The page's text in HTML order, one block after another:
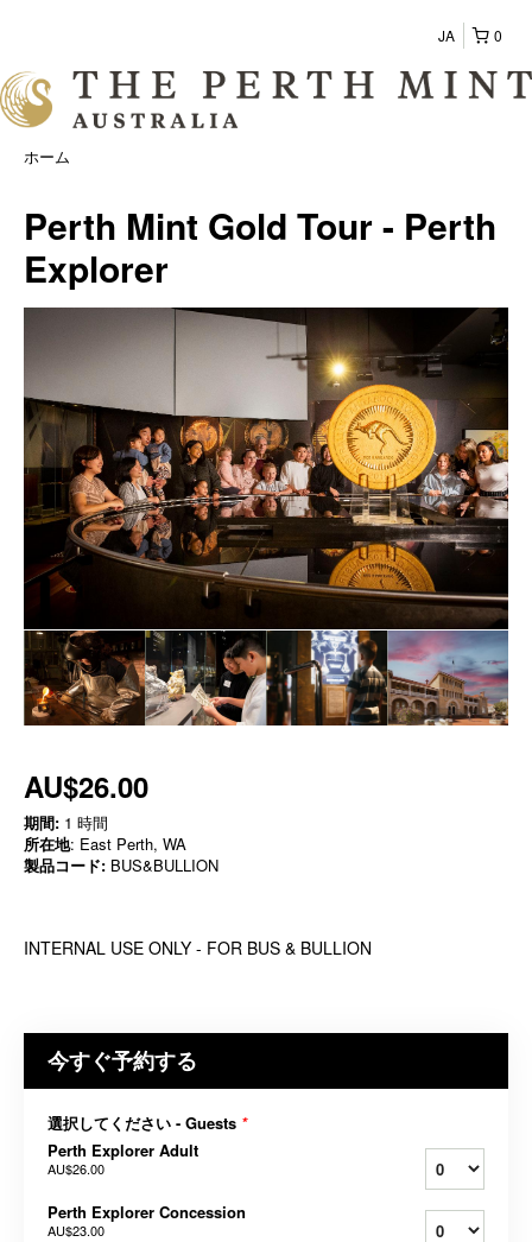
0
JA
ホーム
Perth Mint Gold Tour - Perth
Explorer
AU$26.00
期間: 1 時間
所在地: East Perth, WA
製品コード: BUS&BULLION
INTERNAL USE ONLY - FOR BUS & BULLION
今すぐ予約する
選択してください - Guests *
Perth Explorer Adult
AU$26.00
Perth Explorer Concession
AU$23.00